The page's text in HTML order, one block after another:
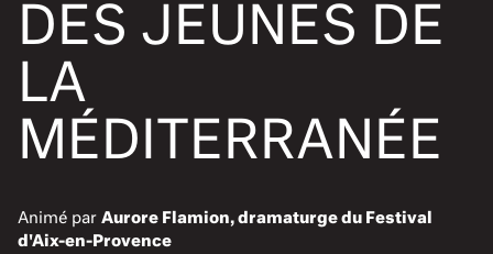
DES JEUNES DE
LA
MÉDITERRANÉE
Animé par Aurore Flamion, dramaturge du Festival
d'Aix-en-Provence